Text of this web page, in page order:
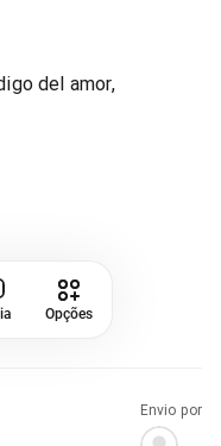
del amor,
Opções
Envio por